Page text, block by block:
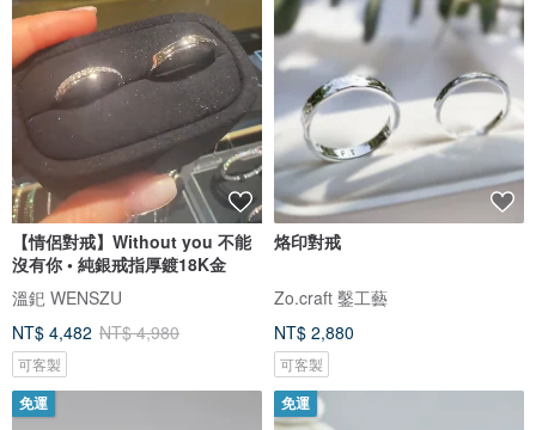
【情侶對戒】Without you 不能
沒有你 • 純銀戒指厚鍍18K金
溫釲 WENSZU
NT$ 4,482 NT$ 4,980
可客製
烙印對戒
Zo.craft 鑿工藝
NT$ 2,880
可客製
免運 免運